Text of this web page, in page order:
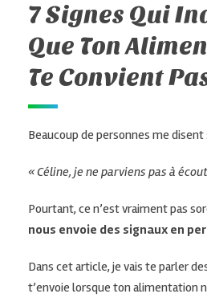
7 Signes Qui
Que Ton
Te Convient
Beaucoup de personnes me disent :
« Céline, je ne parviens pas à
Pourtant, ce n’est vraiment pas
nous envoie des signaux en
Dans cet article, je vais te parler
t’envoie lorsque ton alimentation